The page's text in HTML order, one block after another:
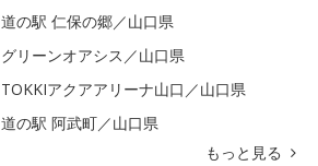
道の駅 仁保の郷／山口県
グリーンオアシス／山口県
TOKKIアクアアリーナ山口／山口県
道の駅 阿武町／山口県
もっと見る